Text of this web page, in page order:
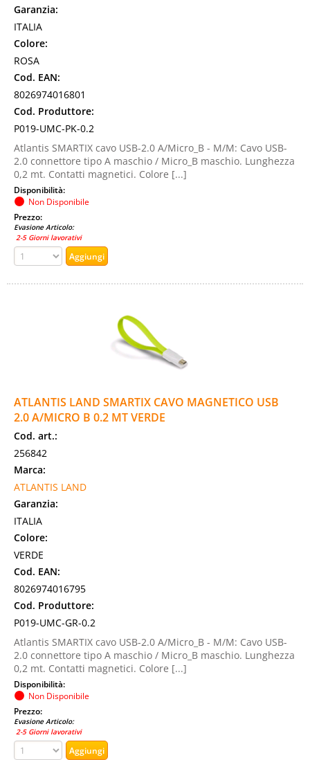
Garanzia:
ITALIA
Colore:
ROSA
Cod. EAN:
8026974016801
Cod. Produttore:
P019-UMC-PK-0.2
Atlantis SMARTIX cavo USB-2.0 A/Micro_B - M/M: Cavo USB-
2.0 connettore tipo A maschio / Micro_B maschio. Lunghezza
0,2 mt. Contatti magnetici. Colore [...]
Disponibilità:
Non Disponibile
Prezzo:
Evasione Articolo:
2-5 Giorni lavorativi
ATLANTIS LAND SMARTIX CAVO MAGNETICO USB
2.0 A/MICRO B 0.2 MT VERDE
Cod. art.:
256842
Marca:
ATLANTIS LAND
Garanzia:
ITALIA
Colore:
VERDE
Cod. EAN:
8026974016795
Cod. Produttore:
P019-UMC-GR-0.2
Atlantis SMARTIX cavo USB-2.0 A/Micro_B - M/M: Cavo USB-
2.0 connettore tipo A maschio / Micro_B maschio. Lunghezza
0,2 mt. Contatti magnetici. Colore [...]
Disponibilità:
Non Disponibile
Prezzo:
Evasione Articolo:
2-5 Giorni lavorativi